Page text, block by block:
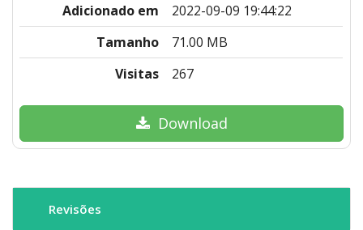
Adicionado em
2022-09-09 19:44:22
Tamanho
71.00 MB
Visitas
267
Download
Revisões